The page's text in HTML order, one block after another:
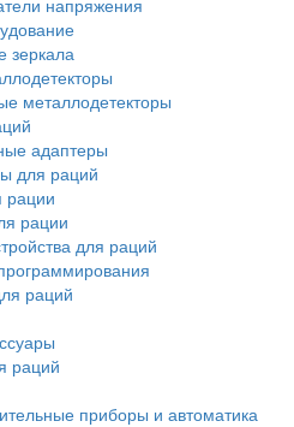
напряжения
зеркала
металлодетекторы
адаптеры
для раций
рации
рации
для раций
раций
раций
приборы и автоматика